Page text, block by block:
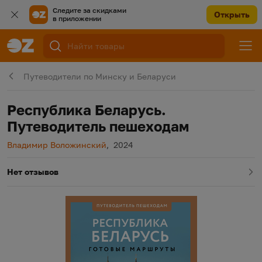
Следите за скидками
в приложении
Открыть
Путеводители по Минску и Беларуси
Республика Беларусь.
Путеводитель пешеходам
Автор
Владимир Воложинский, Год издания
2024
Нет отзывов